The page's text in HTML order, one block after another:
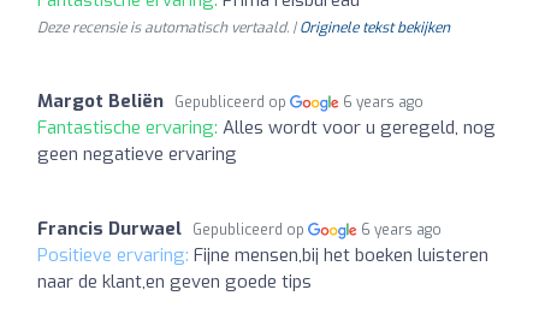
Deze recensie is automatisch vertaald. |Originele tekst bekijken
Margot Beliën Gepubliceerd op 6 years ago
Fantastische ervaring: Alles wordt voor u geregeld, nog
geen negatieve ervaring
Francis Durwael Gepubliceerd op 6 years ago
Positieve ervaring: Fijne mensen,bij het boeken luisteren
naar de klant,en geven goede tips